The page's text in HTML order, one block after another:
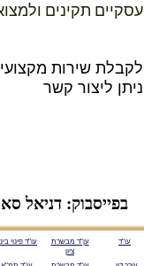
עסקיים תקינים
לקבלת שירות מקצועי
ניתן ליצור קשר
בפייסבוק: דניאל
עו"ד פינוי
ען"ד מבשרת
ציון
עו"ד